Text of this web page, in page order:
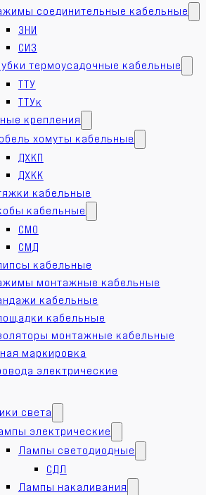
соединительные кабельные
ЗНИ
СИЗ
термоусадочные кабельные
ТТУ
ТТУк
крепления
хомуты кабельные
ДХКП
ДХКК
кабельные
кабельные
СМО
СМД
кабельные
монтажные кабельные
кабельные
кабельные
монтажные кабельные
маркировка
электрические
света
электрические
Лампы светодиодные
СДЛ
Лампы накаливания